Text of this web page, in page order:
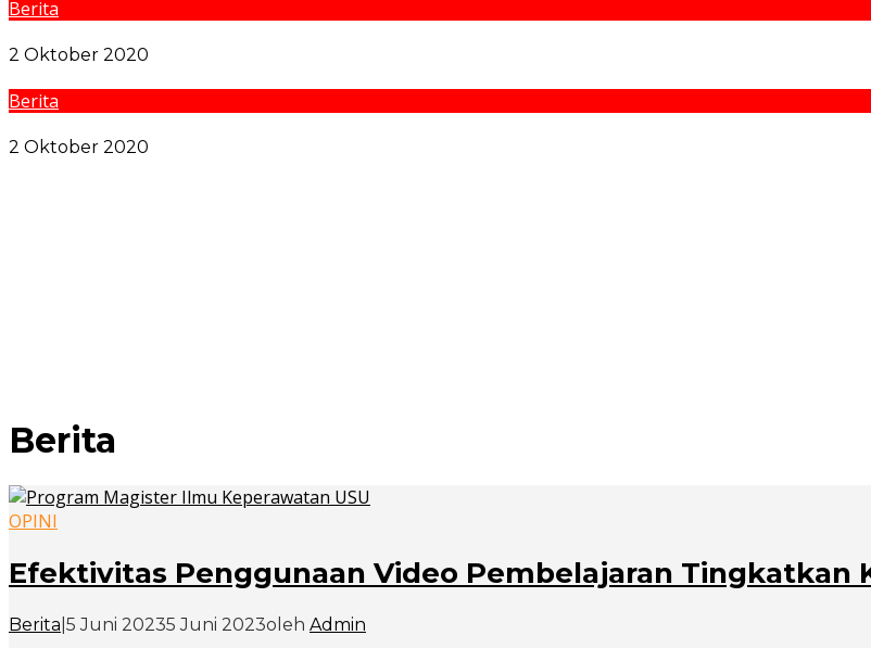
Berita
2 Oktober 2020
Berita
2 Oktober 2020
Berita
OPINI
Efektivitas Penggunaan Video Pembelajaran Tingkatkan
Berita 5 Juni 20235 Juni 2023oleh Admin